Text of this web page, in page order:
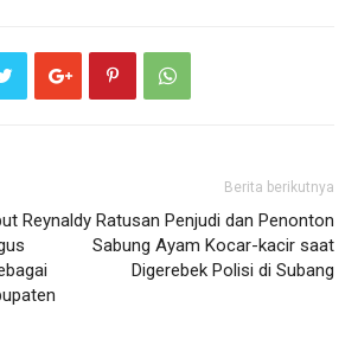
Reynaldy
Berita berikutnya
Ratusan Penjudi dan Penonton
Sabung Ayam Kocar-kacir saat
Digerebek Polisi di Subang